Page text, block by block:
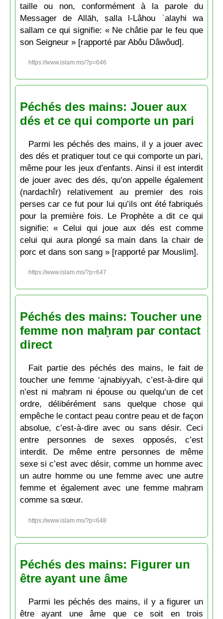
taille ou non, conformément à la parole du
Messager de Allāh, ṣalla l-Lâhou ʿalayhi wa
sallam ce qui signifie: « Ne châtie par le feu que
son Seigneur » [rapporté par Abôu Dâwôud].
https://www.islam.ms/?p=646
Péchés des mains: Jouer aux
dés et ce qui comporte un pari
Parmi les péchés des mains, il y a jouer avec
des dés et pratiquer tout ce qui comporte un pari,
même pour les jeux d’enfants. Ainsi il est interdit
de jouer avec des dés, qu’on appelle également
(nardachîr) relativement au premier des rois
perses car ce fut pour lui qu’ils ont été fabriqués
pour la première fois. Le Prophète a dit ce qui
signifie: « Celui qui joue aux dés est comme
celui qui aura plongé sa main dans la chair de
porc et dans son sang » [rapporté par Mouslim].
https://www.islam.ms/?p=647
Péchés des mains: Toucher une
femme non maḥram par contact
direct
Fait partie des péchés des mains, le fait de
toucher une femme ‘ajnabiyyah, c’est-à-dire qui
n’est ni maḥram ni épouse ou quelqu’un de cet
ordre, délibérément sans quelque chose qui
empêche le contact peau contre peau et de façon
absolue, c’est-à-dire avec ou sans désir. Ceci
entre personnes de sexes opposés, c’est
interdit. De même entre personnes de même
sexe si c’est avec désir, comme un homme avec
un autre homme ou une femme avec une autre
femme et également avec une femme maḥram
comme sa sœur.
https://www.islam.ms/?p=648
Péchés des mains: Figurer un
être ayant une âme
Parmi les péchés des mains, il y a figurer un
être ayant une âme que ce soit en trois